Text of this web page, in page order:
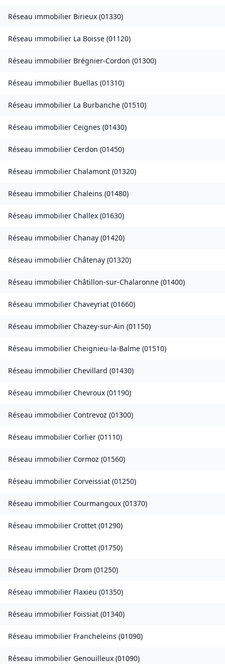
Réseau immobilier Birieux (01330)
Réseau immobilier La Boisse (01120)
Réseau immobilier Brégnier-Cordon (01300)
Réseau immobilier Buellas (01310)
Réseau immobilier La Burbanche (01510)
Réseau immobilier Ceignes (01430)
Réseau immobilier Cerdon (01450)
Réseau immobilier Chalamont (01320)
Réseau immobilier Chaleins (01480)
Réseau immobilier Challex (01630)
Réseau immobilier Chanay (01420)
Réseau immobilier Châtenay (01320)
Réseau immobilier Châtillon-sur-Chalaronne (01400)
Réseau immobilier Chaveyriat (01660)
Réseau immobilier Chazey-sur-Ain (01150)
Réseau immobilier Cheignieu-la-Balme (01510)
Réseau immobilier Chevillard (01430)
Réseau immobilier Chevroux (01190)
Réseau immobilier Contrevoz (01300)
Réseau immobilier Corlier (01110)
Réseau immobilier Cormoz (01560)
Réseau immobilier Corveissiat (01250)
Réseau immobilier Courmangoux (01370)
Réseau immobilier Crottet (01290)
Réseau immobilier Crottet (01750)
Réseau immobilier Drom (01250)
Réseau immobilier Flaxieu (01350)
Réseau immobilier Foissiat (01340)
Réseau immobilier Francheleins (01090)
Réseau immobilier Genouilleux (01090)